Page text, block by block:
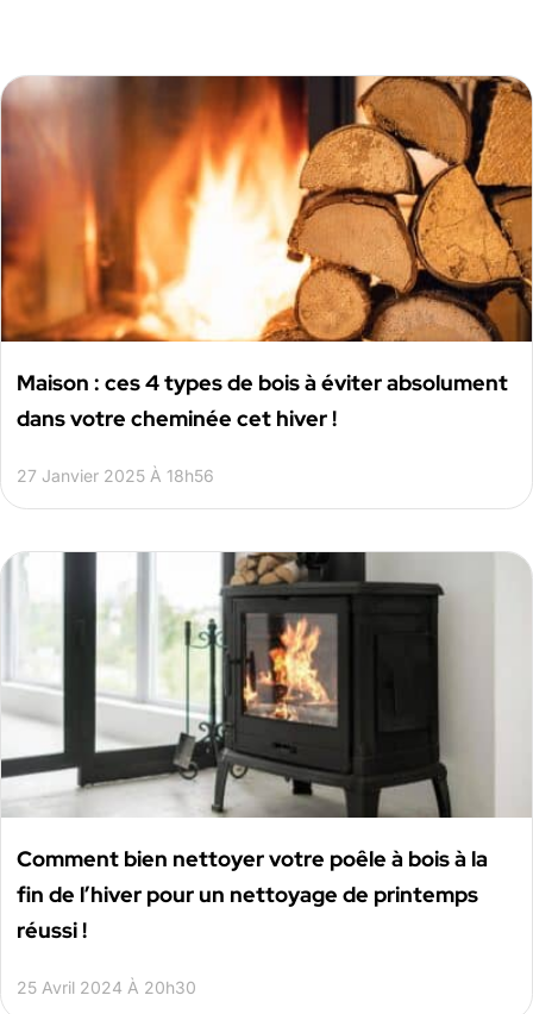
Maison : ces 4 types de bois à éviter absolument
dans votre cheminée cet hiver !
27 Janvier 2025 À 18h56
Comment bien nettoyer votre poêle à bois à la
fin de l’hiver pour un nettoyage de printemps
réussi !
25 Avril 2024 À 20h30